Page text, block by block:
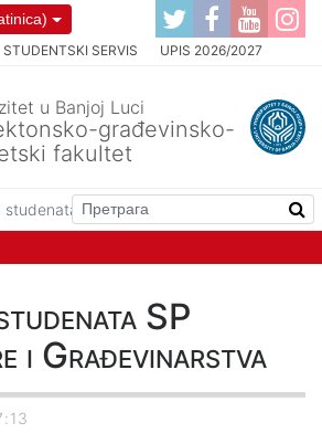
STUDENTSKI SERVIS UPIS 2026/2027
u Banjoj Luci
građevinsko-
fakultet
studenata SP Arhitekture i Građevinarstva
SP
i Građevinarstva